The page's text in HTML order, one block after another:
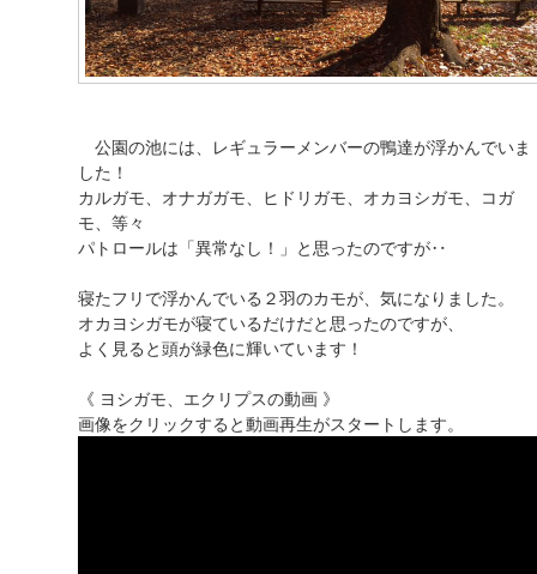
公園の池には、レギュラーメンバーの鴨達が浮かんでいま
した！
カルガモ、オナガガモ、ヒドリガモ、オカヨシガモ、コガ
モ、等々
パトロールは「異常なし！」と思ったのですが‥
寝たフリで浮かんでいる２羽のカモが、気になりました。
オカヨシガモが寝ているだけだと思ったのですが、
よく見ると頭が緑色に輝いています！
《 ヨシガモ、エクリプスの動画 》
画像をクリックすると動画再生がスタートします。